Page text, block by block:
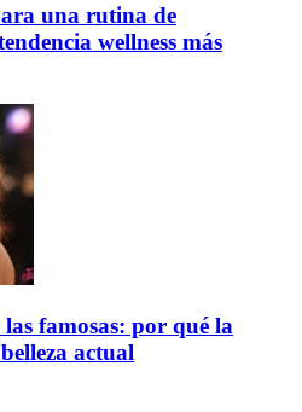
una rutina de
wellness más
famosas: por qué la
actual